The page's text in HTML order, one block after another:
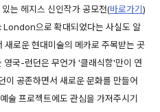
는 헤지스 신인작가 공모전(바로가기)
으로 확대되었다는 사실도 알
로운 현대미술의 메카로 주목받는 곳
영국-런던은 무언가 '클래식함'만이 연
이 공존하면서 새로운 문화를 만들어
술 프로젝트에도 관심을 가져주시기